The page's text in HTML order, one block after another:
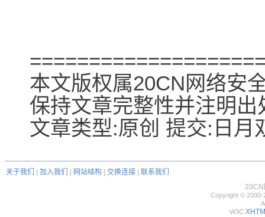
本文版权属20CN网络安
保持文章完整性并注明出
文章类型:原创 提交:日月
关于我们 加入我们 网站结构 交换连接
联系我们
20CN
Copyright © 2000-
W3C